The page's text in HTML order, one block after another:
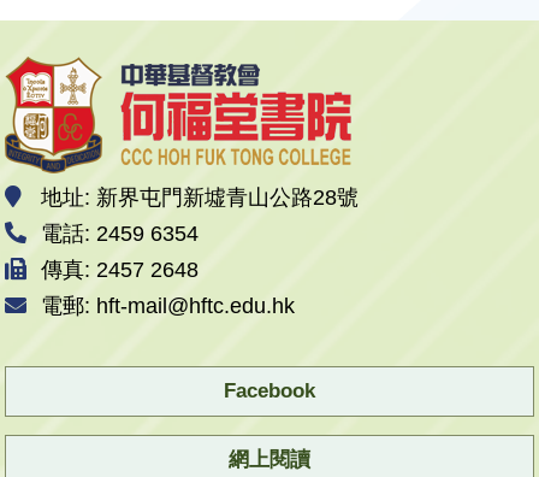
地址: 新界屯門新墟青山公路28號
電話: 2459 6354
傳真: 2457 2648
電郵: hft-mail@hftc.edu.hk
Facebook
網上閱讀